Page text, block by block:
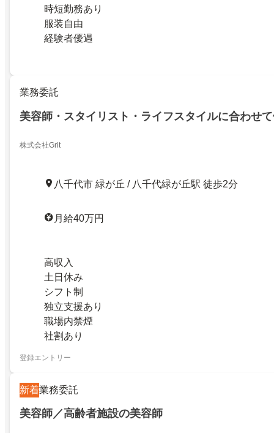
時短勤務あり
服装自由
経験者優遇
業務委託
美容師・スタイリスト・ライフスタイルに合わせ
株式会社Grit
八千代市 緑が丘 / 八千代緑が丘駅 徒歩2分
月給40万円
高収入
土日休み
シフト制
独立支援あり
職場内禁煙
社割あり
登録エントリー
新着業務委託
美容師／高齢者施設の美容師